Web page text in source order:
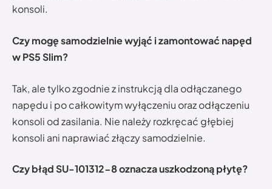
konsoli.
Czy mogę samodzielnie wyjąć i zamontować napęd
w PS5 Slim?
Tak, ale tylko zgodnie z instrukcją dla odłączanego
napędu i po całkowitym wyłączeniu oraz odłączeniu
konsoli od zasilania. Nie należy rozkręcać głębiej
konsoli ani naprawiać złączy samodzielnie.
Czy błąd SU-101312-8 oznacza uszkodzoną płytę?